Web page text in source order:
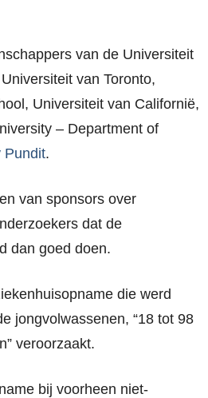
van de Universiteit
van Toronto,
Universiteit van Californië,
– Department of
Pundit.
van sponsors over
dat de
dan goed doen.
die werd
jongvolwassenen, “18 tot 98
veroorzaakt.
bij voorheen niet-